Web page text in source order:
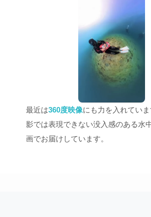
最近は360度映像にも力を入れてい
影では表現できない没入感のある水
画でお届けしています。